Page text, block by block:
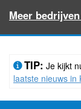
Meer
TIP: Je kijkt
laatste nieuws in